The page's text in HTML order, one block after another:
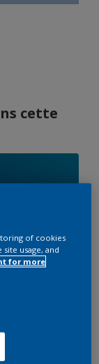
cette
of cookies
usage, and
for more